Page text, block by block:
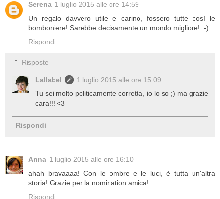
Serena 1 luglio 2015 alle ore 14:59
Un regalo davvero utile e carino, fossero tutte così le
bomboniere! Sarebbe decisamente un mondo migliore! :-)
Rispondi
Risposte
Lallabel
1 luglio 2015 alle ore 15:09
Tu sei molto politicamente corretta, io lo so ;) ma grazie
cara!!! <3
Rispondi
Anna 1 luglio 2015 alle ore 16:10
ahah bravaaaa! Con le ombre e le luci, è tutta un'altra
storia! Grazie per la nomination amica!
Rispondi